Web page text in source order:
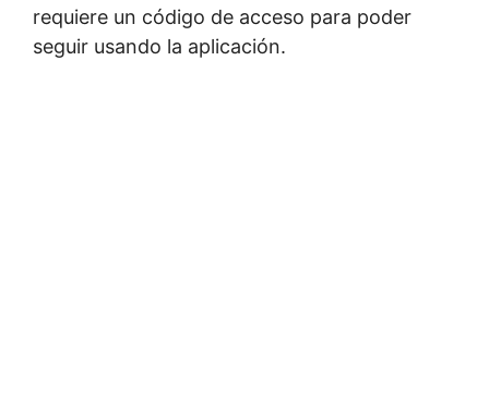
requiere un código de acceso para poder
seguir usando la aplicación.